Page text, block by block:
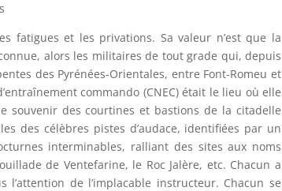
fatigues et les privations. Sa valeur n’est que la
alors les militaires de tout grade qui, depuis
des Pyrénées-Orientales, entre Font-Romeu et
commando (CNEC) était le lieu où elle
souvenir des courtines et bastions de la citadelle
des célèbres pistes d’audace, identifiées par un
interminables, ralliant des sites aux noms
de Ventefarine, le Roc Jalère, etc. Chacun a
de l’implacable instructeur. Chacun se